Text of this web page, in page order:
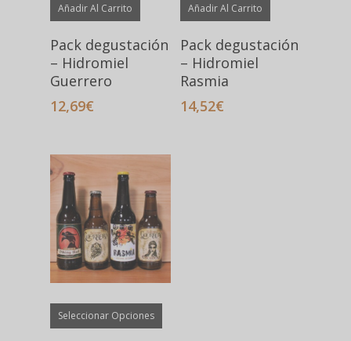
Añadir Al Carrito
Pack degustación
– Hidromiel
Guerrero
12,69€
Añadir Al Carrito
Pack degustación
– Hidromiel
Rasmia
14,52€
Seleccionar Opciones
Este